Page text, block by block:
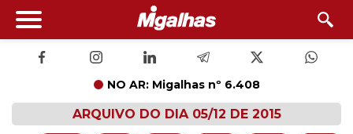
NO AR: Migalhas nº 6.408
ARQUIVO DO DIA 05/12 DE 2015